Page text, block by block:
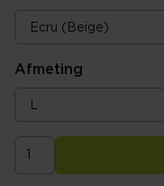
Afmeting